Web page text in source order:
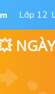
Lớp 12
nam